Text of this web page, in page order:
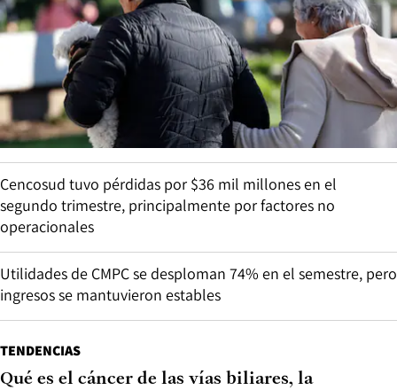
Cencosud tuvo pérdidas por $36 mil millones en el
segundo trimestre, principalmente por factores no
operacionales
Utilidades de CMPC se desploman 74% en el semestre, pero
ingresos se mantuvieron estables
TENDENCIAS
Qué es el cáncer de las vías biliares, la